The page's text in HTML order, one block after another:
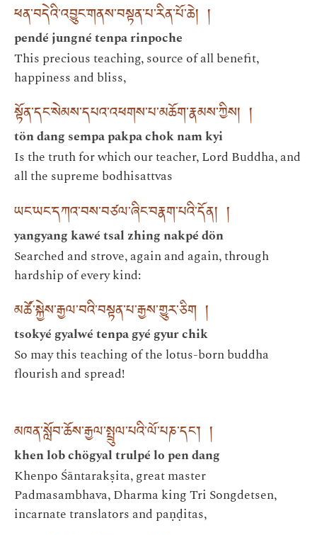
ཕན་བདེའི་འབྱུང་གནས་བསྟན་པ་རིན་པོ་ཆེ། །
pendé jungné tenpa rinpoche
This precious teaching, source of all benefit,
happiness and bliss,
སྟོན་དང་སེམས་དཔའ་འཕགས་པ་མཆོག་རྣམས་ཀྱིས། །
tön dang sempa pakpa chok nam kyi
Is the truth for which our teacher, Lord Buddha, and
all the supreme bodhisattvas
ཡང་ཡང་དཀའ་བས་བཙལ་ཞིང་བརྣག་པའི་དོན། །
yangyang kawé tsal zhing nakpé dön
Searched and strove, again and again, through
hardship of every kind:
མཚོ་སྐྱེས་རྒྱལ་བའི་བསྟན་པ་རྒྱས་གྱུར་ཅིག །
tsokyé gyalwé tenpa gyé gyur chik
So may this teaching of the lotus-born buddha
flourish and spread!
མཁན་སློབ་ཆོས་རྒྱལ་སྤྲུལ་པའི་ལོ་པཎ་དང༌། །
khen lob chögyal trulpé lo pen dang
Khenpo Śāntarakṣita, great master
Padmasambhava, Dharma king Tri Songdetsen,
incarnate translators and paṇḍitas,